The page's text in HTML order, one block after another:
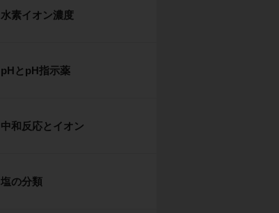
水素イオン濃度
pHとpH指示薬
中和反応とイオン
塩の分類